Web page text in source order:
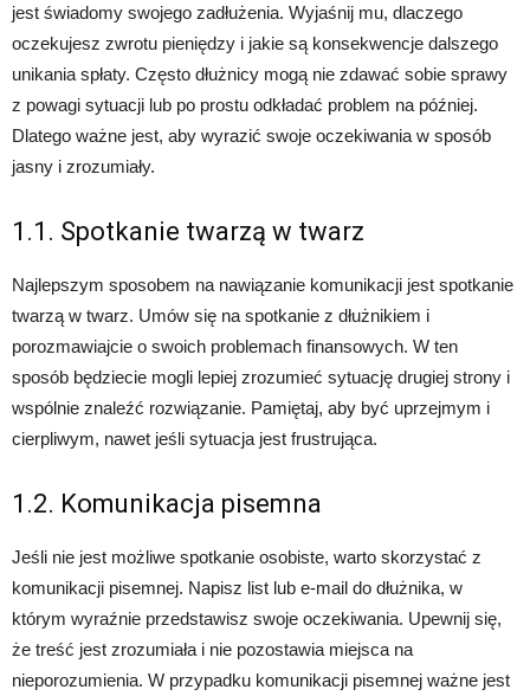
jest świadomy swojego zadłużenia. Wyjaśnij mu, dlaczego
oczekujesz zwrotu pieniędzy i jakie są konsekwencje dalszego
unikania spłaty. Często dłużnicy mogą nie zdawać sobie sprawy
z powagi sytuacji lub po prostu odkładać problem na później.
Dlatego ważne jest, aby wyrazić swoje oczekiwania w sposób
jasny i zrozumiały.
1.1. Spotkanie twarzą w twarz
Najlepszym sposobem na nawiązanie komunikacji jest spotkanie
twarzą w twarz. Umów się na spotkanie z dłużnikiem i
porozmawiajcie o swoich problemach finansowych. W ten
sposób będziecie mogli lepiej zrozumieć sytuację drugiej strony i
wspólnie znaleźć rozwiązanie. Pamiętaj, aby być uprzejmym i
cierpliwym, nawet jeśli sytuacja jest frustrująca.
1.2. Komunikacja pisemna
Jeśli nie jest możliwe spotkanie osobiste, warto skorzystać z
komunikacji pisemnej. Napisz list lub e-mail do dłużnika, w
którym wyraźnie przedstawisz swoje oczekiwania. Upewnij się,
że treść jest zrozumiała i nie pozostawia miejsca na
nieporozumienia. W przypadku komunikacji pisemnej ważne jest